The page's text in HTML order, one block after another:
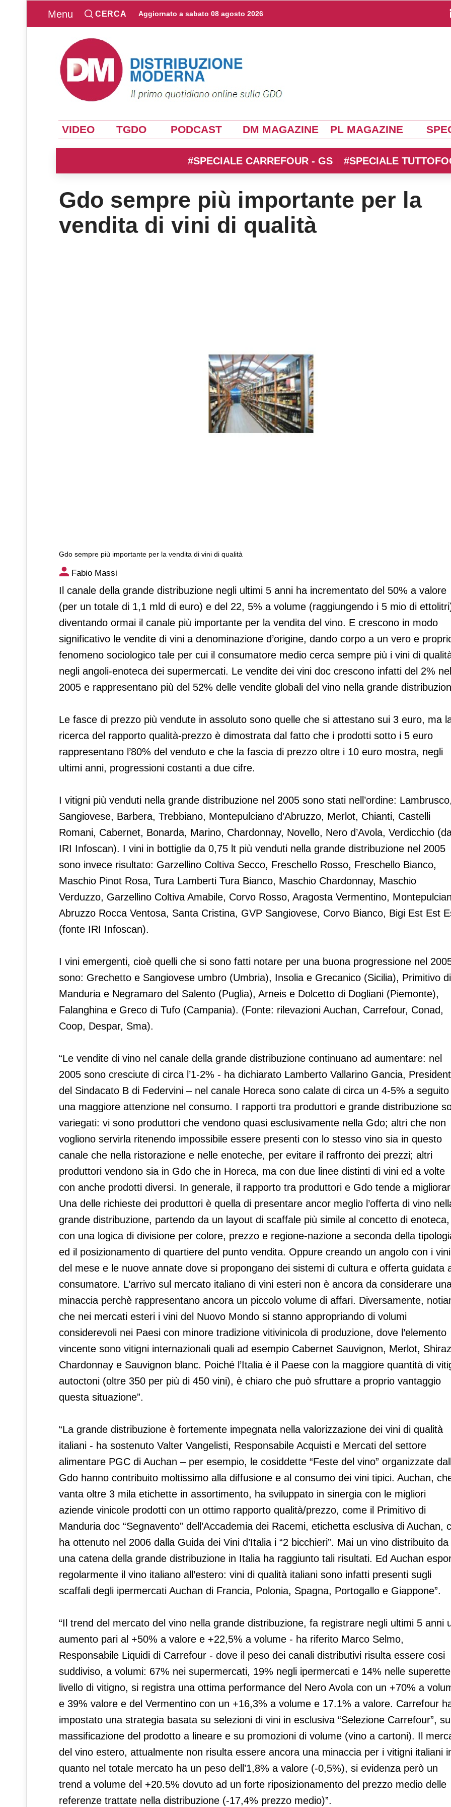
Menu CERCA Aggiornato a sabato 08 agosto 2026
VIDEO TGDO PODCAST DM MAGAZINE PL MAGAZINE
#SPECIALE CARREFOUR - GS #SPECIALE
Gdo sempre più importante per la
vendita di vini di qualità
Gdo sempre più importante per la vendita di vini di qualità
Gdo sempre più importante per la vendita di vini di qualità
Fabio Massi
Il canale della grande distribuzione negli ultimi 5 anni ha incrementato del 50% a valore
(per un totale di 1,1 mld di euro) e del 22, 5% a volume (raggiungendo i 5 mio di
diventando ormai il canale più importante per la vendita del vino. E crescono in modo
significativo le vendite di vini a denominazione d’origine, dando corpo a un vero e
fenomeno sociologico tale per cui il consumatore medio cerca sempre più i vini di
negli angoli-enoteca dei supermercati. Le vendite dei vini doc crescono infatti del 2% nel
2005 e rappresentano più del 52% delle vendite globali del vino nella grande
Le fasce di prezzo più vendute in assoluto sono quelle che si attestano sui 3 euro, ma
ricerca del rapporto qualità-prezzo è dimostrata dal fatto che i prodotti sotto i 5 euro
rappresentano l’80% del venduto e che la fascia di prezzo oltre i 10 euro mostra, negli
ultimi anni, progressioni costanti a due cifre.
I vitigni più venduti nella grande distribuzione nel 2005 sono stati nell’ordine: Lambrusco,
Sangiovese, Barbera, Trebbiano, Montepulciano d’Abruzzo, Merlot, Chianti, Castelli
Romani, Cabernet, Bonarda, Marino, Chardonnay, Novello, Nero d’Avola, Verdicchio
IRI Infoscan). I vini in bottiglie da 0,75 lt più venduti nella grande distribuzione nel 2005
sono invece risultato: Garzellino Coltiva Secco, Freschello Rosso, Freschello Bianco,
Maschio Pinot Rosa, Tura Lamberti Tura Bianco, Maschio Chardonnay, Maschio
Verduzzo, Garzellino Coltiva Amabile, Corvo Rosso, Aragosta Vermentino,
Abruzzo Rocca Ventosa, Santa Cristina, GVP Sangiovese, Corvo Bianco, Bigi Est Est
(fonte IRI Infoscan).
I vini emergenti, cioè quelli che si sono fatti notare per una buona progressione nel
sono: Grechetto e Sangiovese umbro (Umbria), Insolia e Grecanico (Sicilia), Primitivo di
Manduria e Negramaro del Salento (Puglia), Arneis e Dolcetto di Dogliani (Piemonte),
Falanghina e Greco di Tufo (Campania). (Fonte: rilevazioni Auchan, Carrefour, Conad,
Coop, Despar, Sma).
“Le vendite di vino nel canale della grande distribuzione continuano ad aumentare: nel
2005 sono cresciute di circa l’1-2% - ha dichiarato Lamberto Vallarino Gancia,
del Sindacato B di Federvini – nel canale Horeca sono calate di circa un 4-5% a seguito
una maggiore attenzione nel consumo. I rapporti tra produttori e grande distribuzione
variegati: vi sono produttori che vendono quasi esclusivamente nella Gdo; altri che non
vogliono servirla ritenendo impossibile essere presenti con lo stesso vino sia in questo
canale che nella ristorazione e nelle enoteche, per evitare il raffronto dei prezzi; altri
produttori vendono sia in Gdo che in Horeca, ma con due linee distinti di vini ed a volte
con anche prodotti diversi. In generale, il rapporto tra produttori e Gdo tende a
Una delle richieste dei produttori è quella di presentare ancor meglio l’offerta di vino
grande distribuzione, partendo da un layout di scaffale più simile al concetto di enoteca,
con una logica di divisione per colore, prezzo e regione-nazione a seconda della
ed il posizionamento di quartiere del punto vendita. Oppure creando un angolo con i vini
del mese e le nuove annate dove si propongano dei sistemi di cultura e offerta guidata
consumatore. L’arrivo sul mercato italiano di vini esteri non è ancora da considerare
minaccia perchè rappresentano ancora un piccolo volume di affari. Diversamente,
che nei mercati esteri i vini del Nuovo Mondo si stanno appropriando di volumi
considerevoli nei Paesi con minore tradizione vitivinicola di produzione, dove l’elemento
vincente sono vitigni internazionali quali ad esempio Cabernet Sauvignon, Merlot,
Chardonnay e Sauvignon blanc. Poiché l’Italia è il Paese con la maggiore quantità di
autoctoni (oltre 350 per più di 450 vini), è chiaro che può sfruttare a proprio vantaggio
questa situazione”.
“La grande distribuzione è fortemente impegnata nella valorizzazione dei vini di qualità
italiani - ha sostenuto Valter Vangelisti, Responsabile Acquisti e Mercati del settore
alimentare PGC di Auchan – per esempio, le cosiddette “Feste del vino” organizzate
Gdo hanno contribuito moltissimo alla diffusione e al consumo dei vini tipici. Auchan,
vanta oltre 3 mila etichette in assortimento, ha sviluppato in sinergia con le migliori
aziende vinicole prodotti con un ottimo rapporto qualità/prezzo, come il Primitivo di
Manduria doc “Segnavento” dell’Accademia dei Racemi, etichetta esclusiva di Auchan,
ha ottenuto nel 2006 dalla Guida dei Vini d’Italia i “2 bicchieri”. Mai un vino distribuito da
una catena della grande distribuzione in Italia ha raggiunto tali risultati. Ed Auchan
regolarmente il vino italiano all’estero: vini di qualità italiani sono infatti presenti sugli
scaffali degli ipermercati Auchan di Francia, Polonia, Spagna, Portogallo e Giappone”.
“Il trend del mercato del vino nella grande distribuzione, fa registrare negli ultimi 5 anni
aumento pari al +50% a valore e +22,5% a volume - ha riferito Marco Selmo,
Responsabile Liquidi di Carrefour - dove il peso dei canali distributivi risulta essere cosi
suddiviso, a volumi: 67% nei supermercati, 19% negli ipermercati e 14% nelle
livello di vitigno, si registra una ottima performance del Nero Avola con un +70% a
e 39% valore e del Vermentino con un +16,3% a volume e 17.1% a valore. Carrefour
impostato una strategia basata su selezioni di vini in esclusiva “Selezione Carrefour”,
massificazione del prodotto a lineare e su promozioni di volume (vino a cartoni). Il
del vino estero, attualmente non risulta essere ancora una minaccia per i vitigni italiani
quanto nel totale mercato ha un peso dell’1,8% a valore (-0,5%), si evidenza però un
trend a volume del +20.5% dovuto ad un forte riposizionamento del prezzo medio delle
referenze trattate nella distribuzione (-17,4% prezzo medio)”.